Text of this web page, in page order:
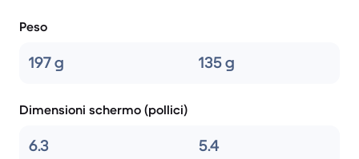
Peso
197 g 135 g
Dimensioni schermo (pollici)
6.3 5.4